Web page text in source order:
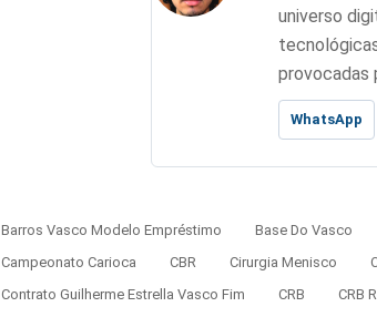
universo
provocadas
WhatsApp
Barros Vasco Modelo Empréstimo Base Do Vasco
Campeonato Carioca
CBR Cirurgia Menisco
Contrato Guilherme Estrella Vasco Fim
CRB CRB